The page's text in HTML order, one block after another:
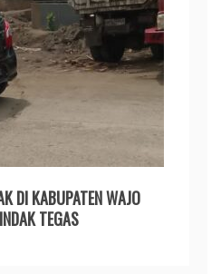
DI KABUPATEN WAJO
TEGAS